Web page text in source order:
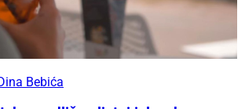
Bebića